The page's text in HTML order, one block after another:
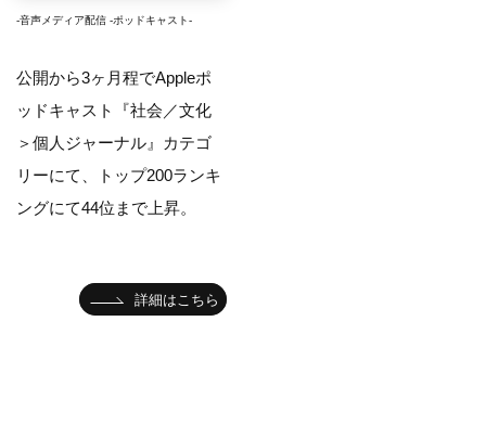
-音声メディア配信 -ポッドキャスト-
公開から3ヶ月程でAppleポ
ッドキャスト『社会／文化
＞個人ジャーナル』カテゴ
リーにて、トップ200ランキ
ングにて44位まで上昇。
詳細はこちら